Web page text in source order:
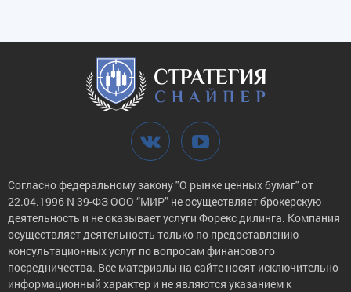
Согласно федеральному закону "О рынке ценных бумаг" от
22.04.1996 N 39-ФЗ ООО “МИР” не осуществляет брокерскую
деятельность и не оказывает услуги Форекс дилинга. Компания
осуществляет деятельность только по предоставлению
консультационных услуг по вопросам финансового
посредничества. Все материалы на сайте носят исключительно
информационный характер и не являются указанием к